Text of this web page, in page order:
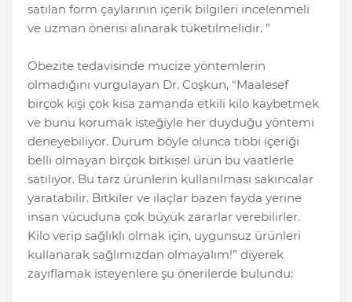
satılan form çaylarının içerik bilgileri incelenmeli
ve uzman önerisi alınarak tüketilmelidir. ”
Obezite tedavisinde mucize yöntemlerin
olmadığını vurgulayan Dr. Coşkun, “Maalesef
birçok kişi çok kısa zamanda etkili kilo kaybetmek
ve bunu korumak isteğiyle her duyduğu yöntemi
deneyebiliyor. Durum böyle olunca tıbbi içeriği
belli olmayan birçok bitkisel ürün bu vaatlerle
satılıyor. Bu tarz ürünlerin kullanılması sakıncalar
yaratabilir. Bitkiler ve ilaçlar bazen fayda yerine
insan vücuduna çok büyük zararlar verebilirler.
Kilo verip sağlıklı olmak için, uygunsuz ürünleri
kullanarak sağlımızdan olmayalım!” diyerek
zayıflamak isteyenlere şu önerilerde bulundu: